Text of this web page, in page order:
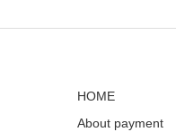
HOME
About payment